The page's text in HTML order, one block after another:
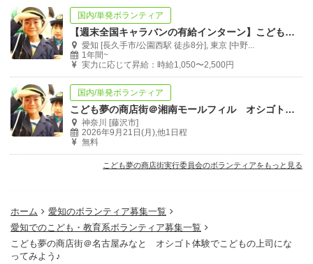
国内/単発ボランティア
【週末全国キャラバンの有給インターン】こども夢の商店街の運営リーダーを募集！
愛知 [長久手市/公園西駅 徒歩8分], 東京 [中野...
1年間~
実力に応じて昇給：時給1,050〜2,500円
国内/単発ボランティア
こども夢の商店街＠湘南モールフィル オシゴトサポート
神奈川 [藤沢市]
2026年9月21日(月),他1日程
無料
こども夢の商店街実行委員会のボランティアをもっと見る
ホーム
愛知のボランティア募集一覧
愛知でのこども・教育系ボランティア募集一覧
こども夢の商店街＠名古屋みなと オシゴト体験でこどもの上司にな
ってみよう♪